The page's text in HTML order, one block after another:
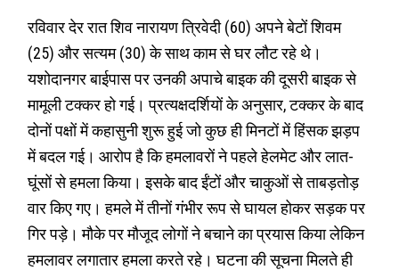
रविवार देर रात शिव नारायण त्रिवेदी (60) अपने बेटों शिवम
(25) और सत्यम (30) के साथ काम से घर लौट रहे थे।
यशोदानगर बाईपास पर उनकी अपाचे बाइक की दूसरी बाइक से
मामूली टक्कर हो गई। प्रत्यक्षदर्शियों के अनुसार, टक्कर के बाद
दोनों पक्षों में कहासुनी शुरू हुई जो कुछ ही मिनटों में हिंसक झड़प
में बदल गई। आरोप है कि हमलावरों ने पहले हेलमेट और लात-
घूंसों से हमला किया। इसके बाद ईंटों और चाकुओं से ताबड़तोड़
वार किए गए। हमले में तीनों गंभीर रूप से घायल होकर सड़क पर
गिर पड़े। मौके पर मौजूद लोगों ने बचाने का प्रयास किया लेकिन
हमलावर लगातार हमला करते रहे। घटना की सूचना मिलते ही